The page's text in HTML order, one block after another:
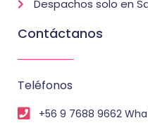
Despachos solo en
Contáctanos
Teléfonos
+56 9 7688 9662